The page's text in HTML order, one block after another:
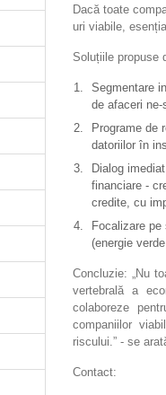
Dacă toate
uri viabile,
Soluțiile propuse
Segmentare
de afaceri ne-
Programe de
datoriilor în
Dialog
financiare -
credite, cu
Focalizare
(energie
Concluzie: „Nu
vertebrală a
colaboreze
companiilor
riscului.” - se
Contact: